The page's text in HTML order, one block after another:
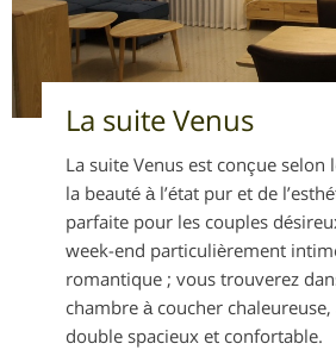
La suite Venus
La suite Venus est conçue selon
la beauté à l’état pur et de
parfaite pour les couples
week-end particulièrement
romantique ; vous trouverez
chambre à coucher
double spacieux et confortable.